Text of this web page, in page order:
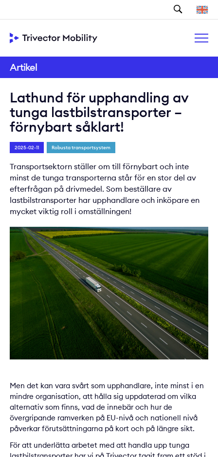
Sök
Artikel
Lathund för upphandling av
tunga lastbilstransporter –
förnybart såklart!
2025-02-11 Robusta transportsystem
Transportsektorn ställer om till förnybart och inte
minst de tunga transporterna står för en stor del av
efterfrågan på drivmedel. Som beställare av
lastbilstransporter har upphandlare och inköpare en
mycket viktig roll i omställningen!
Men det kan vara svårt som upphandlare, inte minst i en
mindre organisation, att hålla sig uppdaterad om vilka
alternativ som finns, vad de innebär och hur de
övergripande ramverken på EU-nivå och nationell nivå
påverkar förutsättningarna på kort och på längre sikt.
För att underlätta arbetet med att handla upp tunga